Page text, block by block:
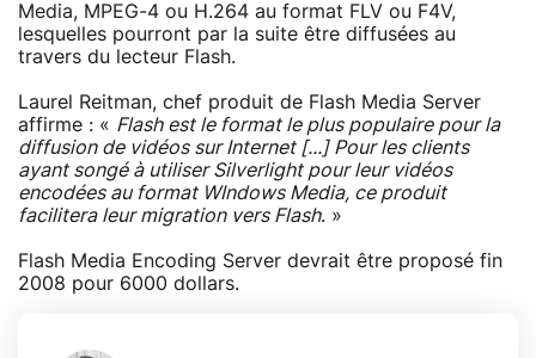
Media, MPEG-4 ou H.264 au format FLV ou F4V,
lesquelles pourront par la suite être diffusées au
travers du lecteur Flash.
Laurel Reitman, chef produit de Flash Media Server
affirme : « Flash est le format le plus populaire pour la
diffusion de vidéos sur Internet [...] Pour les clients
ayant songé à utiliser Silverlight pour leur vidéos
encodées au format WIndows Media, ce produit
facilitera leur migration vers Flash. »
Flash Media Encoding Server devrait être proposé fin
2008 pour 6000 dollars.